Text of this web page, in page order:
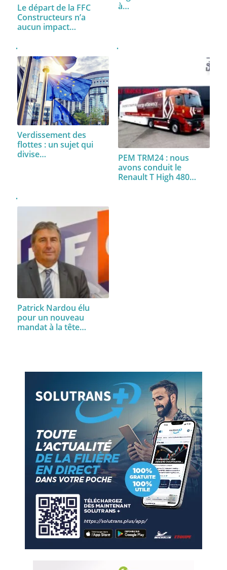
Le départ de la FFC
Constructeurs n’a
aucun impact…
à…
Verdissement des
flottes : un sujet qui
divise…
PEM TRM24 : nous
avons conduit le
Renault T High 480…
Patrick Nardou élu
pour un nouveau
mandat à la tête…